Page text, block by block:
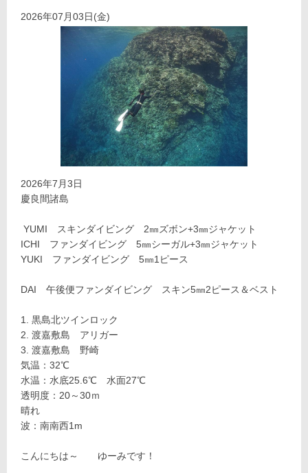
2026年07月03日(金)
2026年7月3日
慶良間諸島
YUMI スキンダイビング 2㎜ズボン+3㎜ジャケット
ICHI ファンダイビング 5㎜シーガル+3㎜ジャケット
YUKI ファンダイビング 5㎜1ピース
DAI 午後便ファンダイビング スキン5㎜2ピース＆ベスト
黒島北ツインロック
渡嘉敷島 アリガー
渡嘉敷島 野崎
気温：32℃
水温：水底25.6℃ 水面27℃
透明度：20～30ｍ
晴れ
波：南南西1m
こんにちは～ ゆーみです！